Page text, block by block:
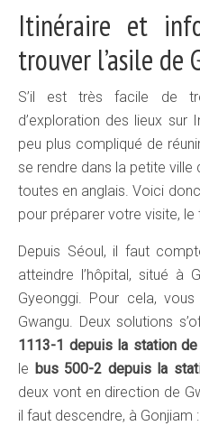
Itinéraire et
trouver l’asile de
S’il est très facile de
d’exploration des lieux sur
peu plus compliqué de
se rendre dans la petite ville
toutes en anglais. Voici
pour préparer votre visite,
Depuis Séoul, il faut
atteindre l’hôpital, situé à
Gyeonggi. Pour cela,
Gwangu. Deux solutions
1113-1 depuis la station de
le bus 500-2 depuis la
deux vont en direction de
il faut descendre, à Gonjiam :